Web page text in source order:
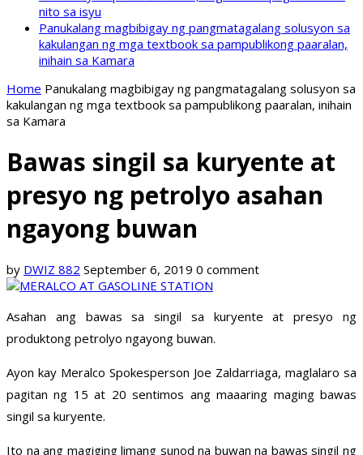
nito sa isyu
Panukalang magbibigay ng pangmatagalang solusyon sa
kakulangan ng mga textbook sa pampublikong paaralan,
inihain sa Kamara
Home Panukalang magbibigay ng pangmatagalang solusyon sa
kakulangan ng mga textbook sa pampublikong paaralan, inihain
sa Kamara
Bawas singil sa kuryente at
presyo ng petrolyo asahan
ngayong buwan
by DWIZ 882 September 6, 2019 0 comment
Asahan ang bawas sa singil sa kuryente at presyo ng
produktong petrolyo ngayong buwan.
Ayon kay Meralco Spokesperson Joe Zaldarriaga, maglalaro sa
pagitan ng 15 at 20 sentimos ang maaaring maging bawas
singil sa kuryente.
Ito na ang magiging limang sunod na buwan na bawas singil ng